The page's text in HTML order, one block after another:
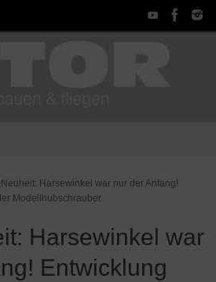
Harsewinkel war nur der Anfang!
Modellhubschrauber
Harsewinkel war
Entwicklung